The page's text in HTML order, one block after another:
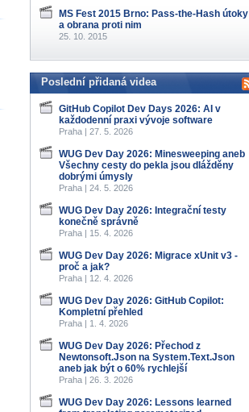
MS Fest 2015 Brno: Pass-the-Hash útoky
a obrana proti nim
25. 10. 2015
Poslední přidaná videa
GitHub Copilot Dev Days 2026: AI v
každodenní praxi vývoje software
Praha | 27. 5. 2026
WUG Dev Day 2026: Minesweeping aneb
Všechny cesty do pekla jsou dlážděny
dobrými úmysly
Praha | 24. 5. 2026
WUG Dev Day 2026: Integrační testy
konečně správně
Praha | 15. 4. 2026
WUG Dev Day 2026: Migrace xUnit v3 -
proč a jak?
Praha | 12. 4. 2026
WUG Dev Day 2026: GitHub Copilot:
Kompletní přehled
Praha | 1. 4. 2026
WUG Dev Day 2026: Přechod z
Newtonsoft.Json na System.Text.Json
aneb jak být o 60% rychlejší
Praha | 26. 3. 2026
WUG Dev Day 2026: Lessons learned